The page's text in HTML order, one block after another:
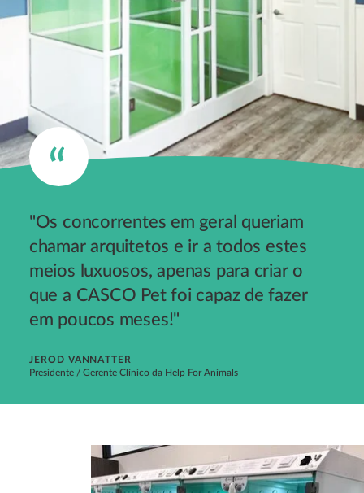
"Os concorrentes em geral queriam
chamar arquitetos e ir a todos estes
meios luxuosos, apenas para criar o
que a CASCO Pet foi capaz de fazer
em poucos meses!"
JEROD VANNATTER
Presidente / Gerente Clínico da Help For Animals